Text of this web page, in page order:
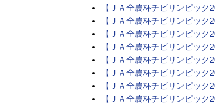
【ＪＡ全農杯チビリンピッ
【ＪＡ全農杯チビリンピッ
【ＪＡ全農杯チビリンピッ
【ＪＡ全農杯チビリンピッ
【ＪＡ全農杯チビリンピッ
【ＪＡ全農杯チビリンピッ
【ＪＡ全農杯チビリンピッ
【ＪＡ全農杯チビリンピッ